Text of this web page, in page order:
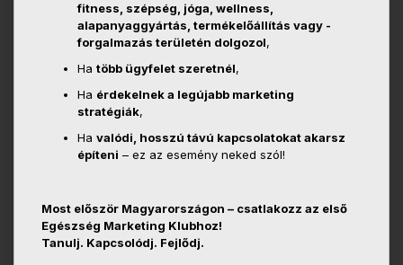
fitness, szépség, jóga, wellness,
alapanyaggyártás, termékelőállítás vagy -
forgalmazás területén dolgozol,
Ha több ügyfelet szeretnél,
Ha érdekelnek a legújabb marketing
stratégiák,
Ha valódi, hosszú távú kapcsolatokat akarsz
építeni – ez az esemény neked szól!
Most először Magyarországon – csatlakozz az első
Egészség Marketing Klubhoz!
Tanulj. Kapcsolódj. Fejlődj.